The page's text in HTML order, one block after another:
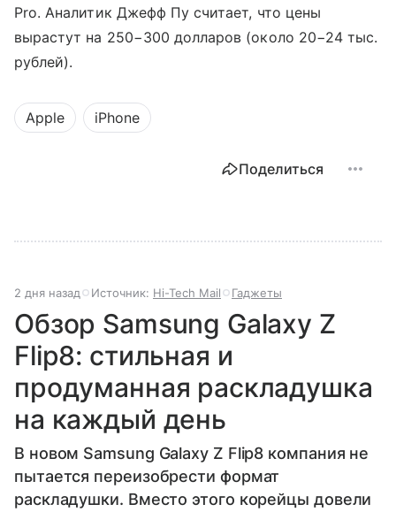
Pro. Аналитик Джефф Пу считает, что цены
вырастут на 250−300 долларов (около 20−24 тыс.
рублей).
Apple iPhone
Поделиться
2 дня назад Источник: Hi-Tech Mail Гаджеты
Обзор Samsung Galaxy Z
Flip8: стильная и
продуманная раскладушка
на каждый день
В новом Samsung Galaxy Z Flip8 компания не
пытается переизобрести формат
раскладушки. Вместо этого корейцы довели